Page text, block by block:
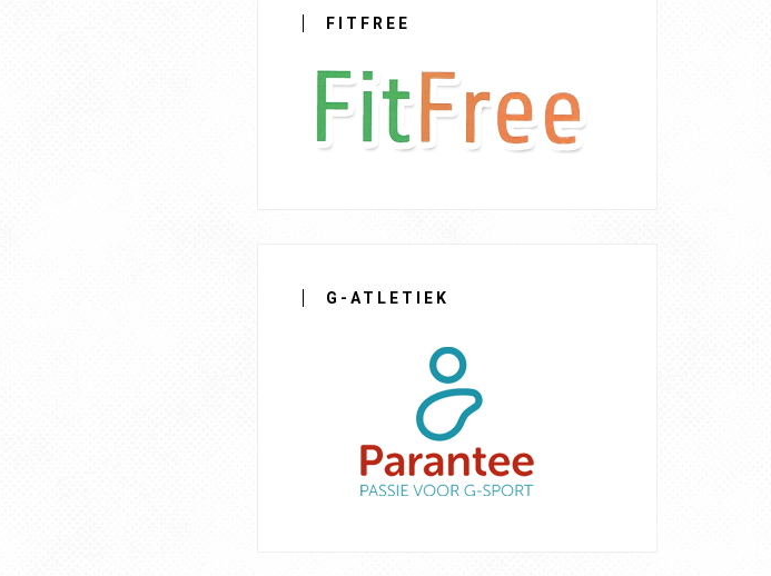
FITFREE
G-ATLETIEK